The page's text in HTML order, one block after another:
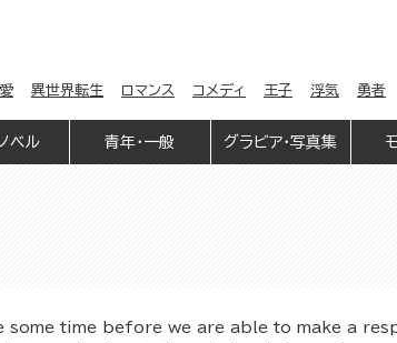
異世界転生 ロマンス コメディ 王子 浮気 勇者
ベル 青年・一般 グラビア・写真集
time before we are able to make a